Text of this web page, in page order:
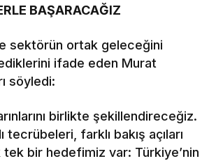
BAŞARACAĞIZ
sektörün ortak geleceğini
ifade eden Murat
söyledi:
birlikte şekillendireceğiz.
tecrübeleri, farklı bakış açıları
bir hedefimiz var: Türkiye’nin